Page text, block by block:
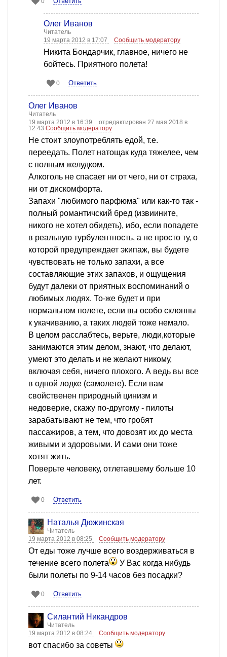
Олег Иванов
Читатель
19 марта 2012 в 17:07
Сообщить модератору
Никита Бондарчик, главное, ничего не
бойтесь. Приятного полета!
0 Ответить
Олег Иванов
Читатель
19 марта 2012 в 16:39
отредактирован 27 мая 2018 в
12:43Сообщить модератору
Не стоит злоупотреблять едой, т.е.
переедать. Полет натощак куда тяжелее, чем
с полным желудком.
Алкоголь не спасает ни от чего, ни от страха,
ни от дискомфорта.
Запахи "любимого парфюма" или как-то так -
полный романтичский бред (извиините,
никого не хотел обидеть), ибо, если попадете
в реальную турбулентность, а не просто ту, о
которой предупреждает экипаж, вы будете
чувствовать не только запахи, а все
составляющие этих запахов, и ощущения
будут далеки от приятных воспоминаний о
любимых людях. То-же будет и при
нормальном полете, если вы особо склонны
к укачиванию, а таких людей тоже немало.
В целом расслабтесь, верьте, люди,которые
занимаются этим делом, знают, что делают,
умеют это делать и не желают никому,
включая себя, ничего плохого. А ведь вы все
в одной лодке (самолете). Если вам
свойственен природный цинизм и
недоверие, скажу по-другому - пилоты
зарабатывают не тем, что гробят
пассажиров, а тем, что довозят их до места
живыми и здоровыми. И сами они тоже
хотят жить.
Поверьте человеку, отлетавшему больше 10
лет.
0 Ответить
Наталья Дюжинская
Читатель
19 марта 2012 в 08:25
Сообщить модератору
От еды тоже лучше всего воздерживаться в
течение всего полета
У Вас когда нибудь
были полеты по 9-14 часов без посадки?
0 Ответить
Силантий Никандров
Читатель
19 марта 2012 в 08:24
Сообщить модератору
вот спасибо за советы